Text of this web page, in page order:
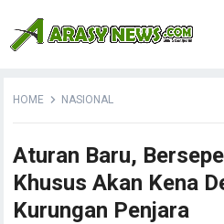
HOME NASIONAL
Aturan Baru,
Khusus Akan Kena
Kurungan Penjara